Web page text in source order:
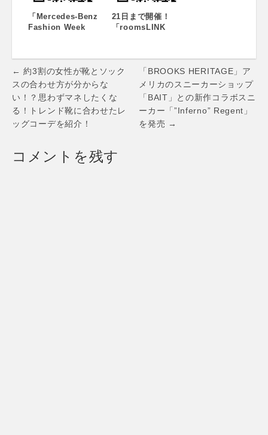
東京で初めてのシ
ョーを実施 各ブラ
TOKYO” BRAND
STORE で3月19日
より販売開始
「Mercedes-Benz
Fashion Week
21日まで開催！
「roomsLINK
Post
navigation
← 約3割の女性が靴とソック
スの合わせ方が分からな
い！？思わずマネしたくな
る！トレンド靴に合わせたレ
ッグコーデを紹介！
「BROOKS HERITAGE」ア
メリカのスニーカーショップ
「BAIT」との新作コラボスニ
ーカー「”Inferno” Regent」
を発売 →
コメントを残す